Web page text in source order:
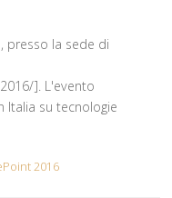
presso la sede di
]. L'evento
Italia su tecnologie
2016